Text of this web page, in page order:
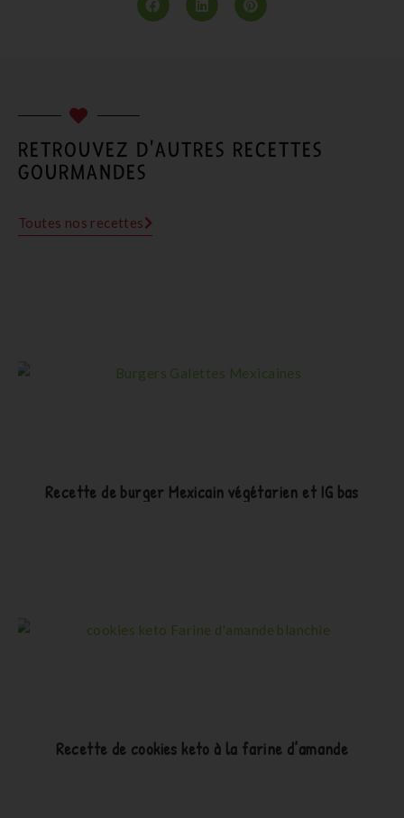
RETROUVEZ D'AUTRES RECETTES
GOURMANDES
Toutes nos recettes
Recette de burger Mexicain végétarien et IG bas
Recette de cookies keto à la farine d’amande